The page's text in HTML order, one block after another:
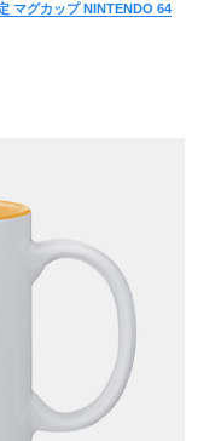
マグカップ NINTENDO 64